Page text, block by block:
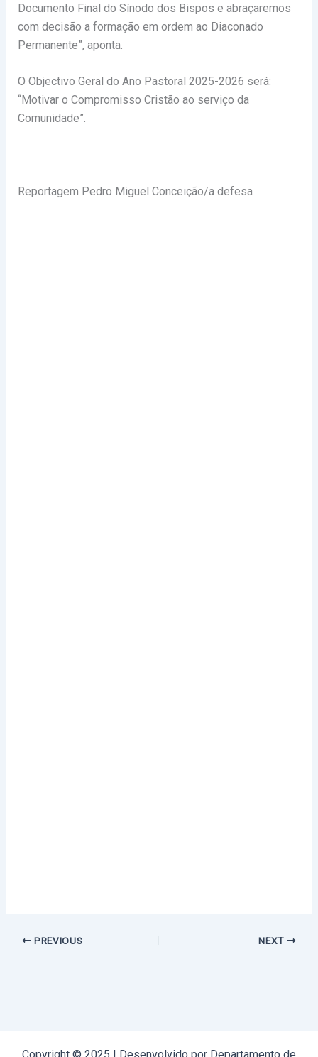
Documento Final do Sínodo dos Bispos e abraçaremos
com decisão a formação em ordem ao Diaconado
Permanente”, aponta.
O Objectivo Geral do Ano Pastoral 2025-2026 será:
“Motivar o Compromisso Cristão ao serviço da
Comunidade”.
Reportagem Pedro Miguel Conceição/a defesa
PREVIOUS NEXT